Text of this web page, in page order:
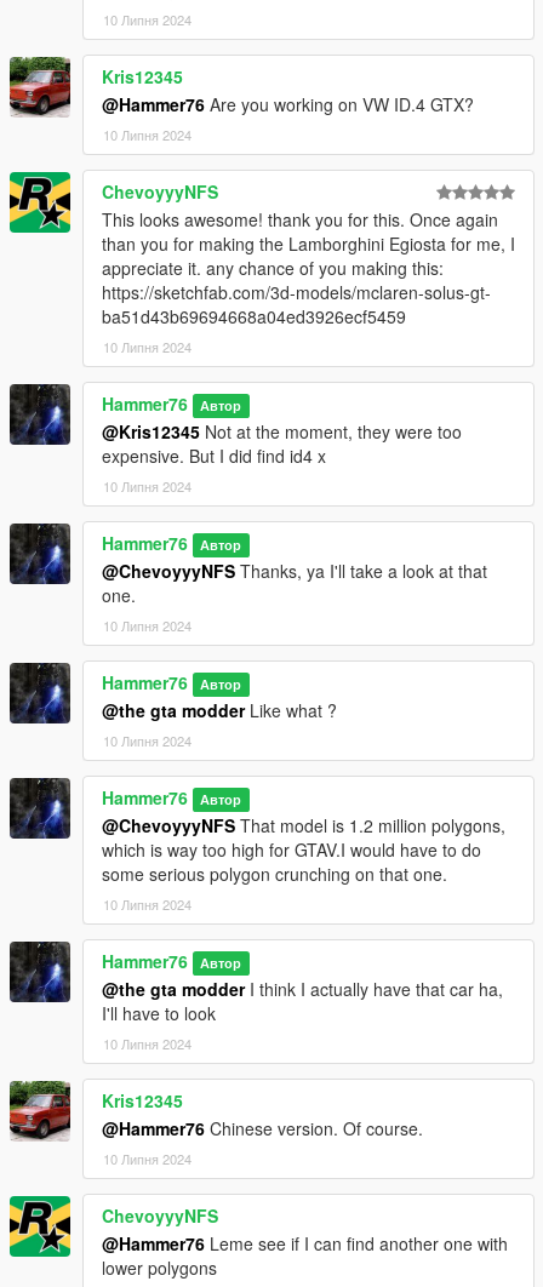
10 Липня 2024
Kris12345
@Hammer76 Are you working on VW ID.4 GTX?
10 Липня 2024
ChevoyyyNFS
This looks awesome! thank you for this. Once again
than you for making the Lamborghini Egiosta for me, I
appreciate it. any chance of you making this:
https://sketchfab.com/3d-models/mclaren-solus-gt-
ba51d43b69694668a04ed3926ecf5459
10 Липня 2024
Hammer76 Автор
@Kris12345 Not at the moment, they were too
expensive. But I did find id4 x
10 Липня 2024
Hammer76 Автор
@ChevoyyyNFS Thanks, ya I'll take a look at that
one.
10 Липня 2024
Hammer76 Автор
@the gta modderLike what ?
10 Липня 2024
Hammer76 Автор
@ChevoyyyNFS That model is 1.2 million polygons,
which is way too high for GTAV.I would have to do
some serious polygon crunching on that one.
10 Липня 2024
Hammer76 Автор
@the gta modderI think I actually have that car ha,
I'll have to look
10 Липня 2024
Kris12345
@Hammer76 Chinese version. Of course.
10 Липня 2024
ChevoyyyNFS
@Hammer76 Leme see if I can find another one with
lower polygons